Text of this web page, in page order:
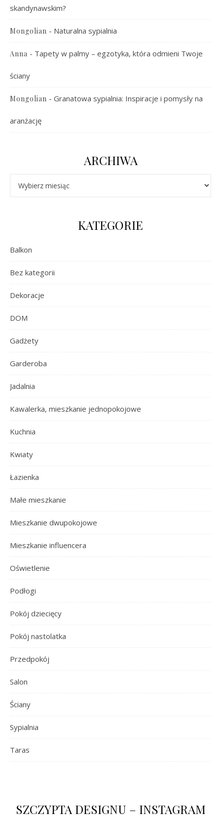
skandynawskim?
Mongolian - Naturalna sypialnia
Anna - Tapety w palmy – egzotyka, która odmieni Twoje
ściany
Mongolian - Granatowa sypialnia: Inspiracje i pomysły na
aranżację
ARCHIWA
KATEGORIE
Balkon
Bez kategorii
Dekoracje
DOM
Gadżety
Garderoba
Jadalnia
Kawalerka, mieszkanie jednopokojowe
Kuchnia
Kwiaty
Łazienka
Małe mieszkanie
Mieszkanie dwupokojowe
Mieszkanie influencera
Oświetlenie
Podłogi
Pokój dziecięcy
Pokój nastolatka
Przedpokój
Salon
Ściany
Sypialnia
Taras
SZCZYPTA DESIGNU – INSTAGRAM